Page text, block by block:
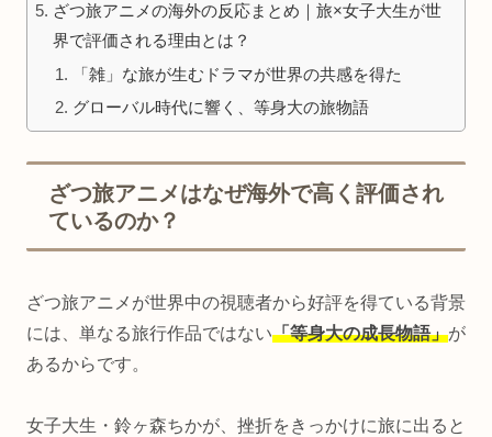
ざつ旅アニメの海外の反応まとめ｜旅×女子大生が世
界で評価される理由とは？
「雑」な旅が生むドラマが世界の共感を得た
グローバル時代に響く、等身大の旅物語
ざつ旅アニメはなぜ海外で高く評価され
ているのか？
ざつ旅アニメが世界中の視聴者から好評を得ている背景
には、単なる旅行作品ではない「等身大の成長物語」が
あるからです。
女子大生・鈴ヶ森ちかが、挫折をきっかけに旅に出ると